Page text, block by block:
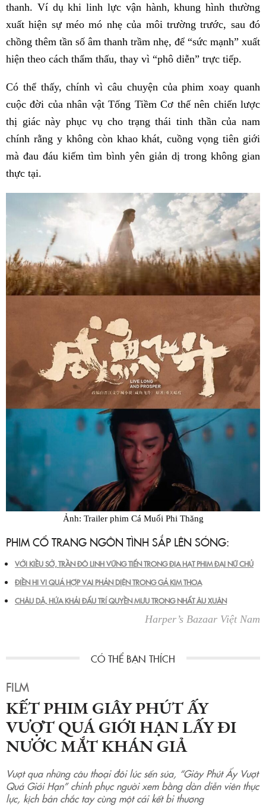
thanh. Ví dụ khi linh lực vận hành, khung hình thường
xuất hiện sự méo mó nhẹ của môi trường trước, sau đó
chồng thêm tần số âm thanh trầm nhẹ, để “sức mạnh” xuất
hiện theo cách thẩm thấu, thay vì “phô diễn” trực tiếp.
Có thể thấy, chính vì câu chuyện của phim xoay quanh
cuộc đời của nhân vật Tống Tiềm Cơ thế nên chiến lược
thị giác này phục vụ cho trạng thái tinh thần của nam
chính rằng y không còn khao khát, cuồng vọng tiên giới
mà đau đáu kiếm tìm bình yên giản dị trong không gian
thực tại.
Ảnh: Trailer phim Cá Muối Phi Thăng
PHIM CỔ TRANG NGÔN TÌNH SẮP LÊN SÓNG:
VỚI KIỀU SỞ, TRẦN ĐÔ LINH VỮNG TIẾN TRONG ĐỊA HẠT PHIM ĐẠI NỮ CHỦ
ĐIỀN HI VI QUÁ HỢP VAI PHẢN DIỆN TRONG GẢ KIM THOA
CHÂU DÃ, HỨA KHẢI ĐẤU TRÍ QUYỀN MƯU TRONG NHẤT ÂU XUÂN
Harper’s Bazaar Việt Nam
FILM
KẾT PHIM GIÂY PHÚT ẤY
VƯỢT QUÁ GIỚI HẠN LẤY ĐI
NƯỚC MẮT KHÁN GIẢ
Vượt qua những câu thoại đôi lúc sến súa, “Giây Phút Ấy Vượt
Quá Giới Hạn” chinh phục người xem bằng dàn diễn viên thực
lực, kịch bản chắc tay cùng một cái kết bi thương